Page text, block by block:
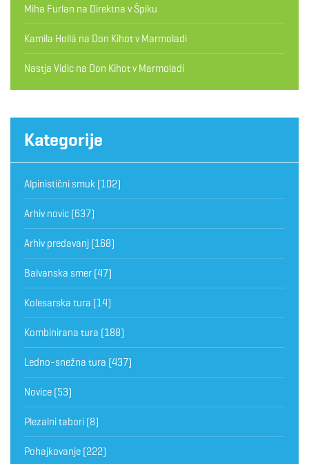
Miha Furlan na Direktna v Špiku
Kamila Hollá na Don Kihot v Marmoladi
Nastja Vidic na Don Kihot v Marmoladi
Kategorije
Alpinistični smuk (102)
Arhiv novic (637)
Arhiv predavanj (168)
Balvanska smer (47)
Kolesarska tura (14)
Kombinirana tura (188)
Ledno-snežna tura (437)
Novice (53)
Plezalni tabori (8)
Pohajkovanje (222)